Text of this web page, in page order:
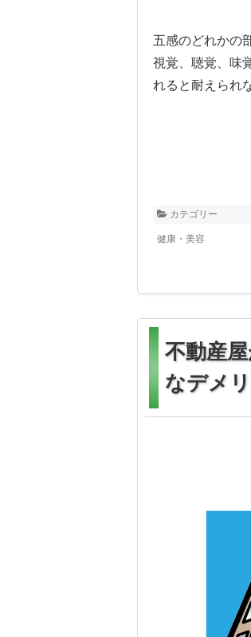
五感のどれかの
視覚、聴覚、味
れると耐えられ
カテゴリー
健康・美容
不動産
なデメ